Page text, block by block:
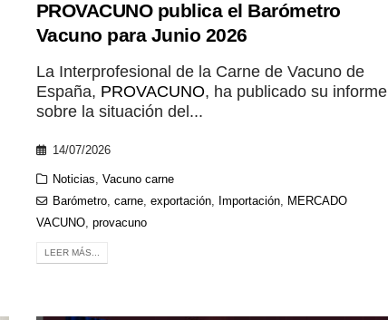
PROVACUNO publica el Barómetro
Vacuno para Junio 2026
La Interprofesional de la Carne de Vacuno de
España, PROVACUNO, ha publicado su informe
sobre la situación del...
14/07/2026
Noticias,Vacuno carne
Barómetro,carne,exportación, Importación, MERCADO
VACUNO, provacuno
LEER MÁS...